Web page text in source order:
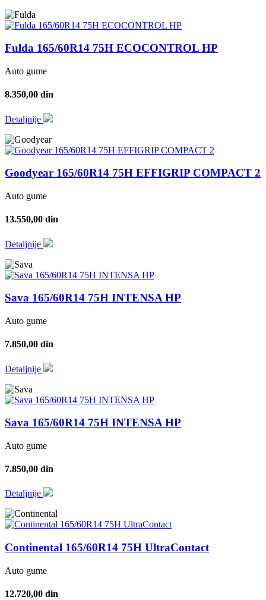
Fulda 165/60R14 75H ECOCONTROL HP
Auto gume
8.350,00 din
Detaljnije
Goodyear 165/60R14 75H EFFIGRIP COMPACT 2
Auto gume
13.550,00 din
Detaljnije
Sava 165/60R14 75H INTENSA HP
Auto gume
7.850,00 din
Detaljnije
Sava 165/60R14 75H INTENSA HP
Auto gume
7.850,00 din
Detaljnije
Continental 165/60R14 75H UltraContact
Auto gume
12.720,00 din